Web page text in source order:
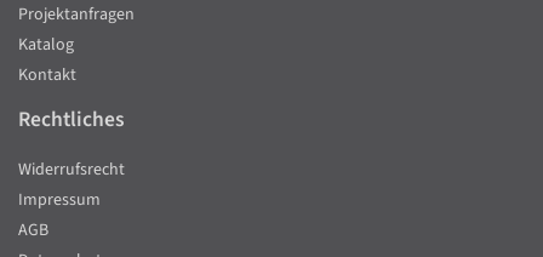
Projektanfragen
Katalog
Kontakt
Rechtliches
Widerrufsrecht
Impressum
AGB